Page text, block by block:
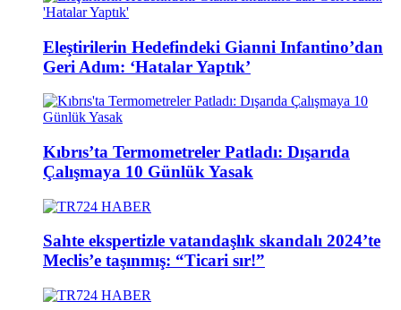
Eleştirilerin Hedefindeki Gianni Infantino’dan
Geri Adım: ‘Hatalar Yaptık’
Kıbrıs’ta Termometreler Patladı: Dışarıda
Çalışmaya 10 Günlük Yasak
Sahte ekspertizle vatandaşlık skandalı 2024’te
Meclis’e taşınmış: “Ticari sır!”